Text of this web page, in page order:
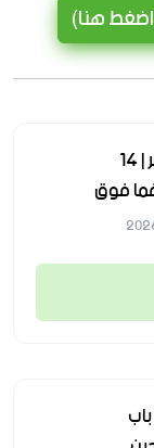
هنا)
شركة نيوم للهيدروجين الأخضر | 14
فوق